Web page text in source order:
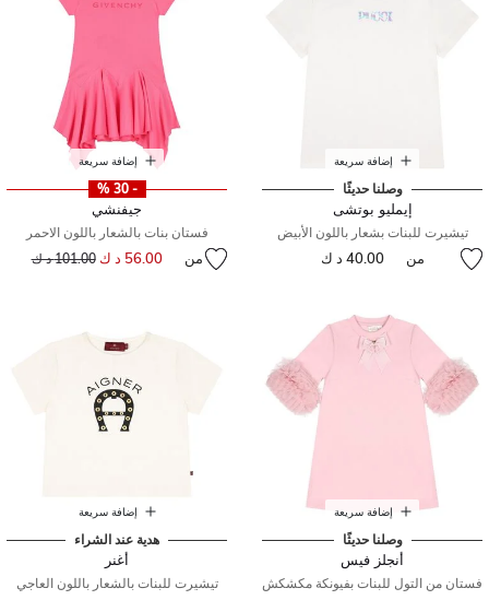
إضافة سريعة
وصلنا حديثًا
إيمليو بوتشى
تيشيرت للبنات بشعار باللون الأبيض
من 40.00 د ك
إضافة سريعة
- 30 %
جيفنشي
فستان بنات بالشعار باللون الاحمر
من 56.00 د ك سعر مخفض من
101.00 د ك إلى
إضافة سريعة
وصلنا حديثًا
أنجلز فيس
فستان من التول للبنات بفيونكة مكشكش
إضافة سريعة
هدية عند الشراء
أغنر
تيشيرت للبنات بالشعار باللون العاجي